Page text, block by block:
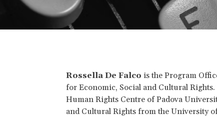
Rossella De Falco is the Program
for Economic, Social and Cultural
Human Rights Centre of Padova
and Cultural Rights from the University of